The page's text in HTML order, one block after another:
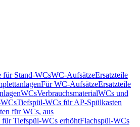
für Stand-WCsWC-AufsätzeErsatzteile
Für WC-AufsätzeErsatzteile
WCsVerbrauchsmaterialWCs und
Tiefspül-WCs für AP-Spülkasten
für WCs, aus
für Tiefspül-WCs erhöhtFlachspül-WCs